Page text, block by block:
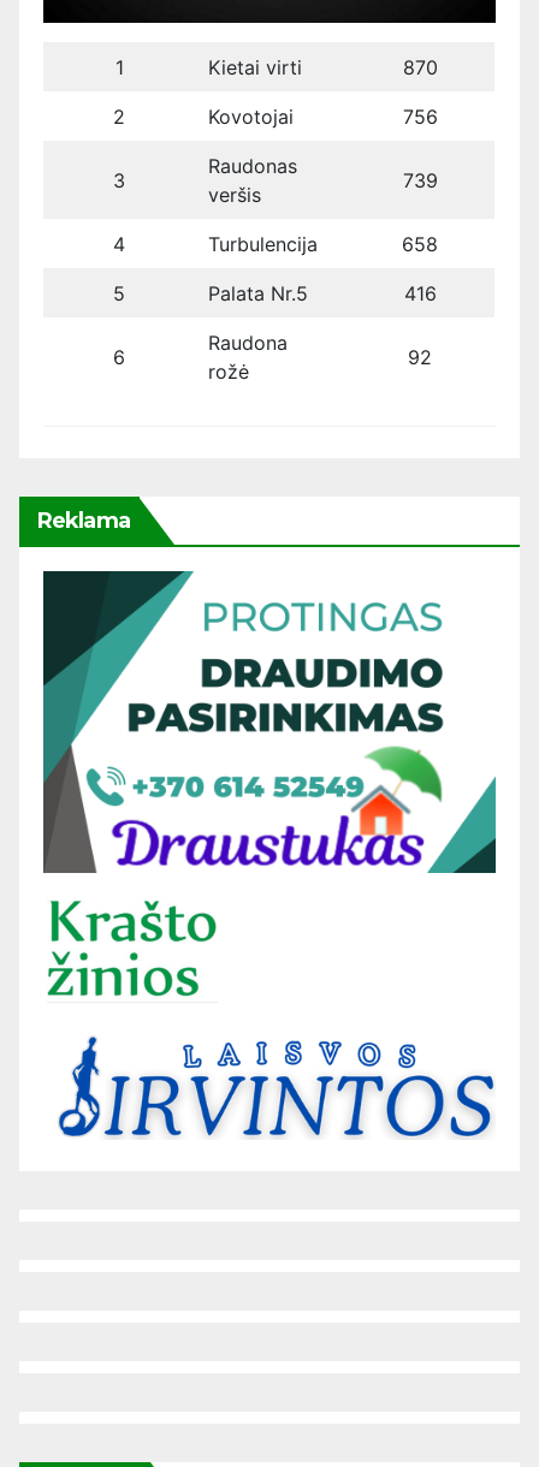
1 Kietai virti 870
2 Kovotojai 756
3
Raudonas
veršis
739
4 Turbulencija 658
5 Palata Nr.5 416
6
Raudona
rožė
92
Reklama